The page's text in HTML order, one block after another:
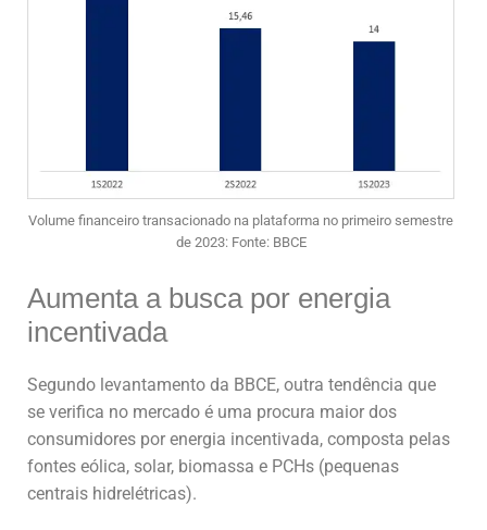
Volume financeiro transacionado na plataforma no primeiro semestre
de 2023: Fonte: BBCE
Aumenta a busca por energia
incentivada
Segundo levantamento da BBCE, outra tendência que
se verifica no mercado é uma procura maior dos
consumidores por energia incentivada, composta pelas
fontes eólica, solar, biomassa e PCHs (pequenas
centrais hidrelétricas).